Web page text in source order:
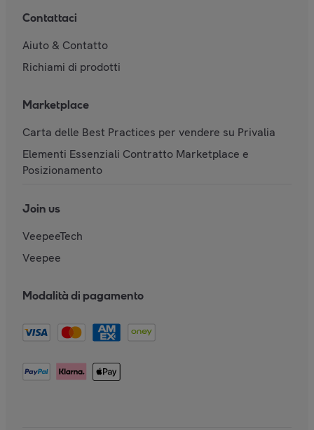
Contattaci
Aiuto & Contatto
Richiami di prodotti
Marketplace
Carta delle Best Practices per vendere su Privalia
Elementi Essenziali Contratto Marketplace e
Posizionamento
Join us
VeepeeTech
Veepee
Modalità di pagamento